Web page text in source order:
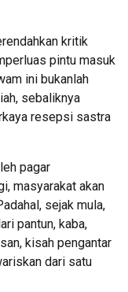
kritik
pintu masuk
ini bukanlah
sebaliknya
resepsi sastra
pagar
masyarakat akan
sejak mula,
pantun, kaba,
kisah pengantar
dari satu